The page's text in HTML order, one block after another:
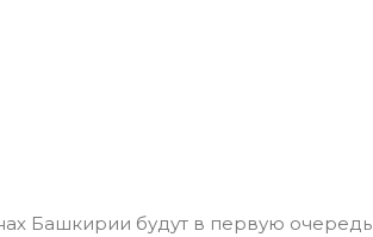
Башкирии будут в первую очередь